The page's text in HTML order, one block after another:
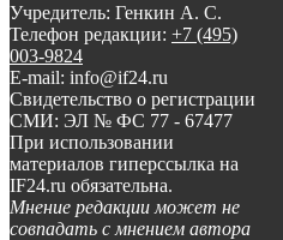
Учредитель: Генкин А. С.
Телефон редакции: +7 (495)
003-9824
E-mail: info@if24.ru
Свидетельство о регистрации
СМИ: ЭЛ № ФС 77 - 67477
При использовании
материалов гиперссылка на
IF24.ru обязательна.
Мнение редакции может не
совпадать с мнением автора